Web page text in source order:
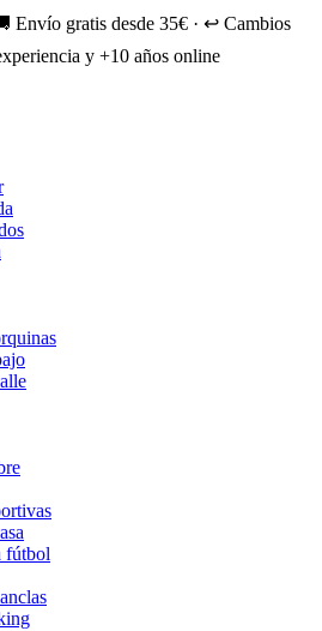
Envío gratis desde 35€ · ↩️ Cambios
y +10 años online
fútbol